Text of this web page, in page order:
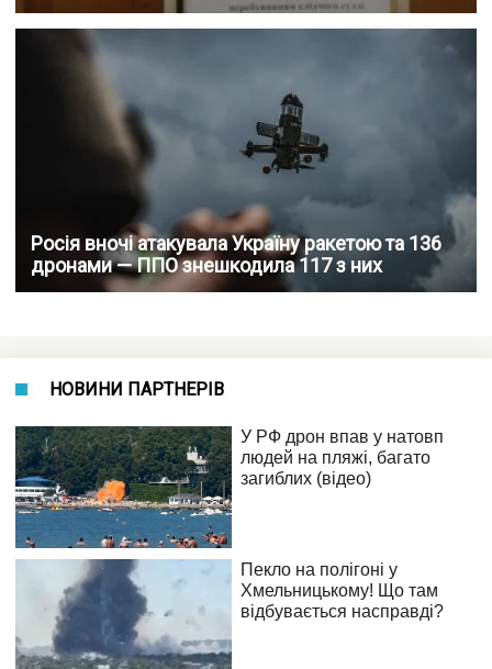
Росія вночі атакувала Україну ракетою та 136
дронами — ППО знешкодила 117 з них
НОВИНИ ПАРТНЕРІВ